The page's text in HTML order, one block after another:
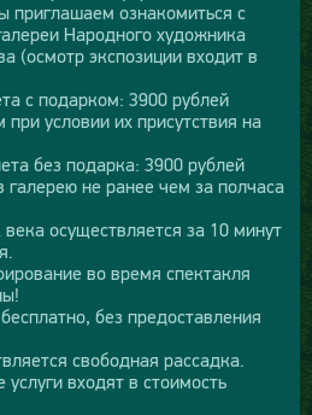
ознакомиться с
Народного художника
(осмотр экспозиции входит в
с подарком: 3900 рублей
условии их присутствия на
без подарка: 3900 рублей
галерею не ранее чем за полчаса
осуществляется за 10 минут
во время спектакля
без предоставления
свободная рассадка.
входят в стоимость